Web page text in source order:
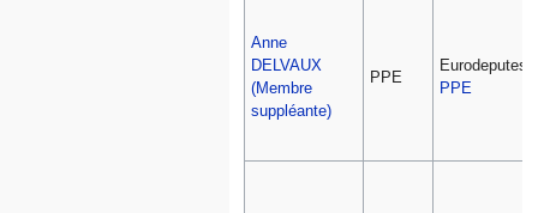
Anne
DELVAUX
(Membre
suppléante)
PPE
PPE